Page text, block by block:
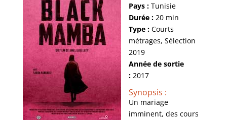
Pays :Tunisie
Durée :20 min
Type :Courts
métrages, Sélection
2019
Année de sortie
:2017
Synopsis :
Un mariage
imminent, des cours